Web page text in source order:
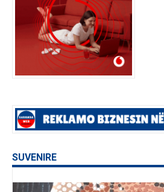
SUVENIRE